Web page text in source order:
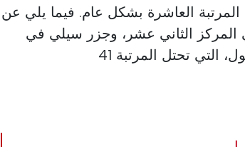
العاشرة بشكل عام. فيما يلي عن
الثاني عشر، وجزر سيلي في